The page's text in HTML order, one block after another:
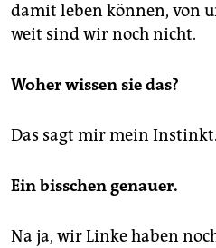
damit leben können, von
weit sind wir noch nicht.
Woher wissen sie das?
Das sagt mir mein Instinkt.
Ein bisschen genauer.
Na ja, wir Linke haben